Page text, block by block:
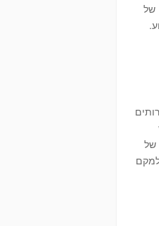
זמן עבודה של
של